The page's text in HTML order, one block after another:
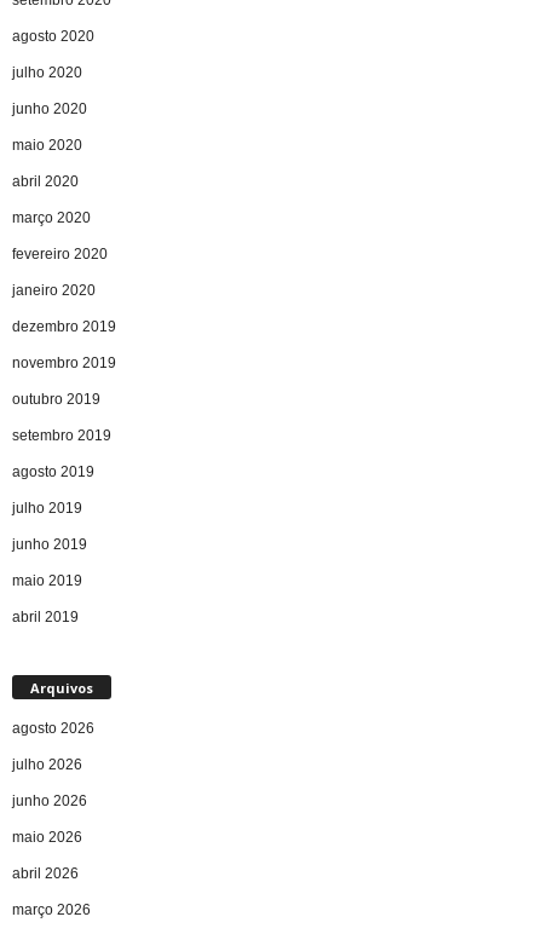
agosto 2020
julho 2020
junho 2020
maio 2020
abril 2020
março 2020
fevereiro 2020
janeiro 2020
dezembro 2019
novembro 2019
outubro 2019
setembro 2019
agosto 2019
julho 2019
junho 2019
maio 2019
abril 2019
Arquivos
agosto 2026
julho 2026
junho 2026
maio 2026
abril 2026
março 2026